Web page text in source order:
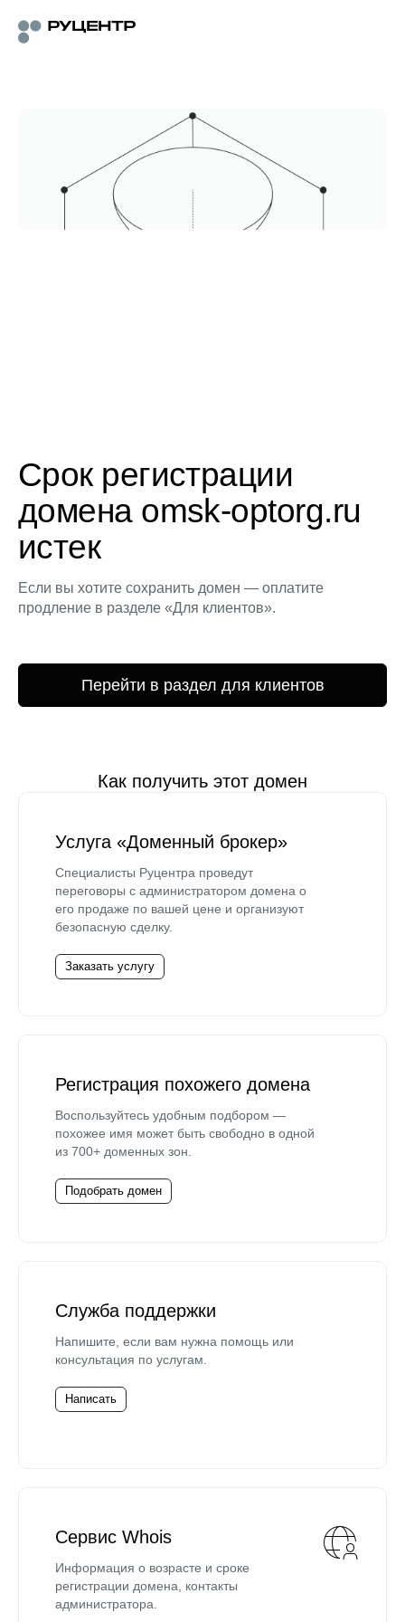
Срок регистрации
домена omsk-optorg.ru
истек
Если вы хотите сохранить домен — оплатите
продление в разделе «Для клиентов».
Перейти в раздел для клиентов
Как получить этот домен
Услуга «Доменный брокер»
Специалисты Руцентра проведут
переговоры с администратором домена о
его продаже по вашей цене и организуют
безопасную сделку.
Заказать услугу
Регистрация похожего домена
Воспользуйтесь удобным подбором —
похожее имя может быть свободно в одной
из 700+ доменных зон.
Подобрать домен
Служба поддержки
Напишите, если вам нужна помощь или
консультация по услугам.
Написать
Сервис Whois
Информация о возрасте и сроке
регистрации домена, контакты
администратора.